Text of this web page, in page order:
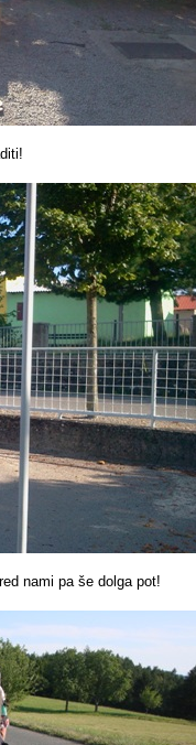
nami pa še dolga pot!